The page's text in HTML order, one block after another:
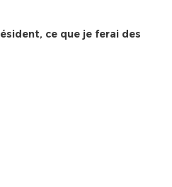
ce que je ferai des